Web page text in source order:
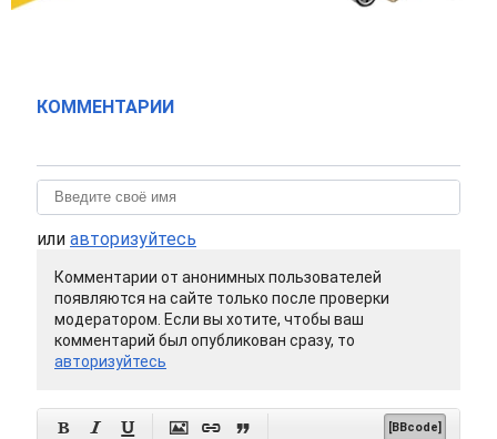
КОММЕНТАРИИ
или авторизуйтесь
Комментарии от анонимных пользователей
появляются на сайте только после проверки
модератором. Если вы хотите, чтобы ваш
комментарий был опубликован сразу, то
авторизуйтесь
      [BBcode]